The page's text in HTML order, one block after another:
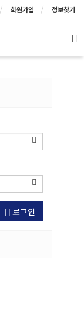
회원가입 정보찾기
로그인